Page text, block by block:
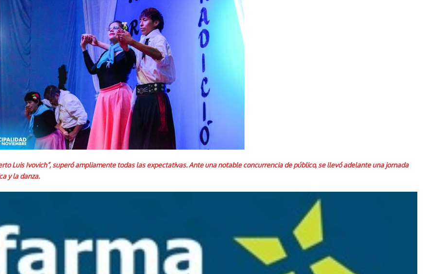
Luis Ivovich”, superó ampliamente todas las expectativas. Ante una notable concurrencia de público, se llevó adelante una jornada
y la danza.